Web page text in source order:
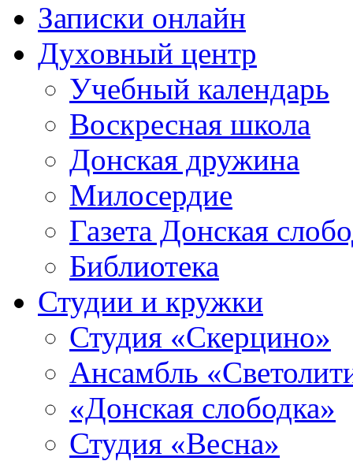
Записки онлайн
Духовный центр
Учебный календарь
Воскресная школа
Донская дружина
Милосердие
Газета Донская
Библиотека
Студии и кружки
Студия «Скерцино»
Ансамбль
«Донская слободка»
Студия «Весна»